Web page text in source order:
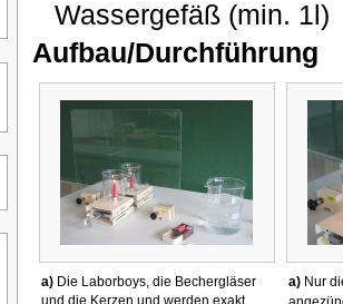
Wassergefäß (min. 1l)
Aufbau/Durchführung
a)Die Laborboys, die Bechergläser
und die Kerzen und werden exakt
a)Nur